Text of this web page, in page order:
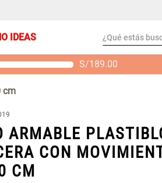
IDEAS ¿Qué estás
S/189.00
cm
ARMABLE
CON
CM
2 Almohadas
Set Sábanas